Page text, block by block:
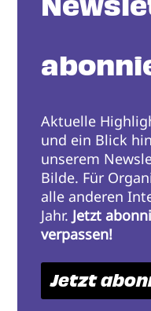
Aktuelle
und ein Blick
unserem
Bilde. Für
alle anderen
Jahr. Jetzt
verpassen!
Jetzt